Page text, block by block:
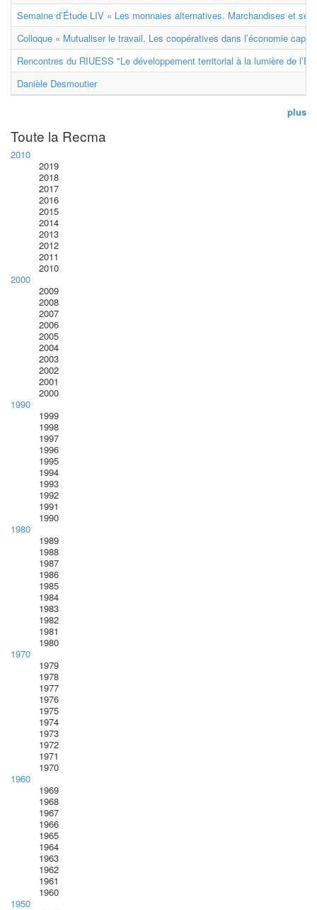
Semaine d’Étude LIV « Les monnaies alternatives. Marchandises et
Colloque « Mutualiser le travail. Les coopératives dans l’économie
Rencontres du RIUESS "Le développement territorial à la lumière de
Danièle Desmoutier
plus
Toute la Recma
2010
2019
2018
2017
2016
2015
2014
2013
2012
2011
2010
2000
2009
2008
2007
2006
2005
2004
2003
2002
2001
2000
1990
1999
1998
1997
1996
1995
1994
1993
1992
1991
1990
1980
1989
1988
1987
1986
1985
1984
1983
1982
1981
1980
1970
1979
1978
1977
1976
1975
1974
1973
1972
1971
1970
1960
1969
1968
1967
1966
1965
1964
1963
1962
1961
1960
1950